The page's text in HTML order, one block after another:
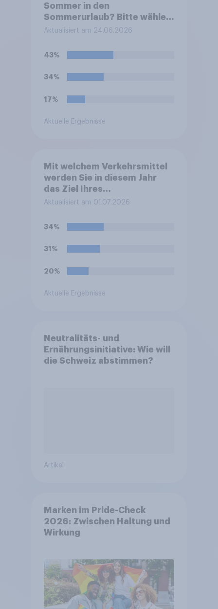
Sommer in den
Sommerurlaub? Bitte wählen
Sie alle zutreffenden
Aktualisiert am 24.06.2026
43%
34%
17%
Aktuelle Ergebnisse
Mit welchem Verkehrsmittel
werden Sie in diesem Jahr
das Ziel Ihres
Sommerurlaubes erreichen?
Verkehrsmittel aus, mit dem
Sie die größte Strecke zu
Ihrem Ziel zurücklegen.
Aktualisiert am 01.07.2026
34%
31%
20%
Aktuelle Ergebnisse
Neutralitäts- und
Ernährungsinitiative: Wie will
die Schweiz abstimmen?
Artikel
Marken im Pride-Check
2026: Zwischen Haltung und
Wirkung